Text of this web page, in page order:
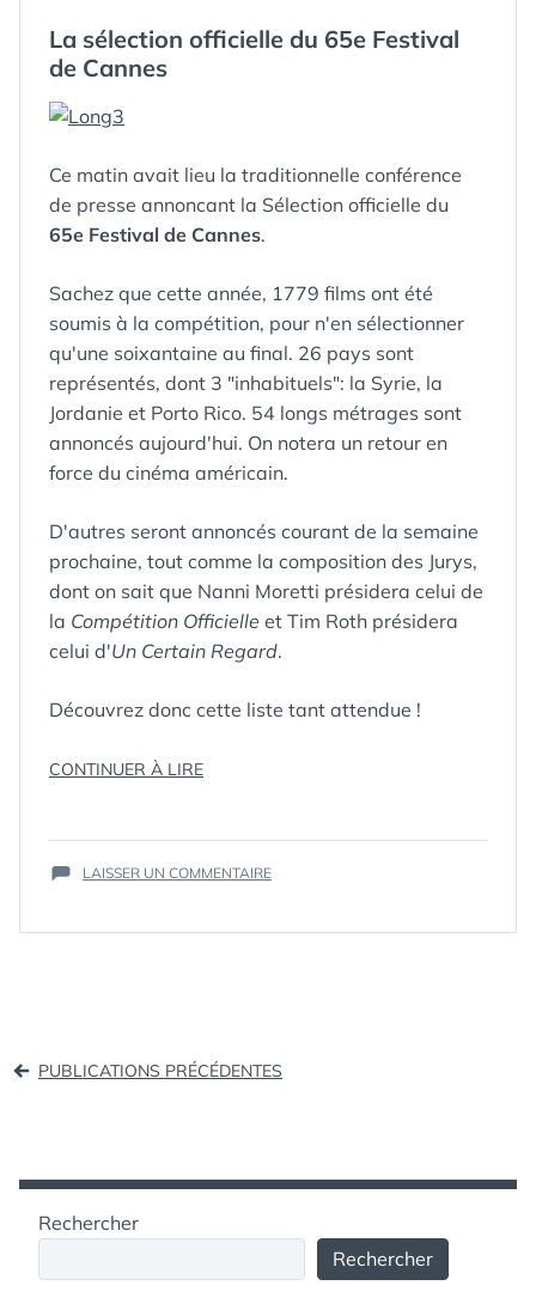
CANNES
La sélection officielle du 65e Festival
de Cannes
Ce matin avait lieu la traditionnelle conférence
de presse annoncant la Sélection officielle du
65e Festival de Cannes.
Sachez que cette année, 1779 films ont été
soumis à la compétition, pour n'en sélectionner
qu'une soixantaine au final. 26 pays sont
représentés, dont 3 "inhabituels": la Syrie, la
Jordanie et Porto Rico. 54 longs métrages sont
annoncés aujourd'hui. On notera un retour en
force du cinéma américain.
D'autres seront annoncés courant de la semaine
prochaine, tout comme la composition des Jurys,
dont on sait que Nanni Moretti présidera celui de
la Compétition Officielle et Tim Roth présidera
celui d'Un Certain Regard.
Découvrez donc cette liste tant attendue !
CONTINUER À LIRE« LA
DU
65E
CONFÉRENCE,
FRANÇAIS,
LAISSER UN COMMENTAIRESUR
OFFICIELLE
Navigation
PUBLICATIONS PRÉCÉDENTES
Rechercher
Rechercher